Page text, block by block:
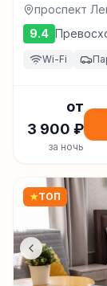
проспект
9.4
Wi-Fi
от
3 900 ₽
за ночь
★ТОП